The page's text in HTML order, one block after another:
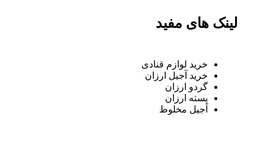
لینک های مفید
خرید لوازم قنادی
خرید آجیل ارزان
گردو ارزان
پسته ارزان
آجیل مخلوط